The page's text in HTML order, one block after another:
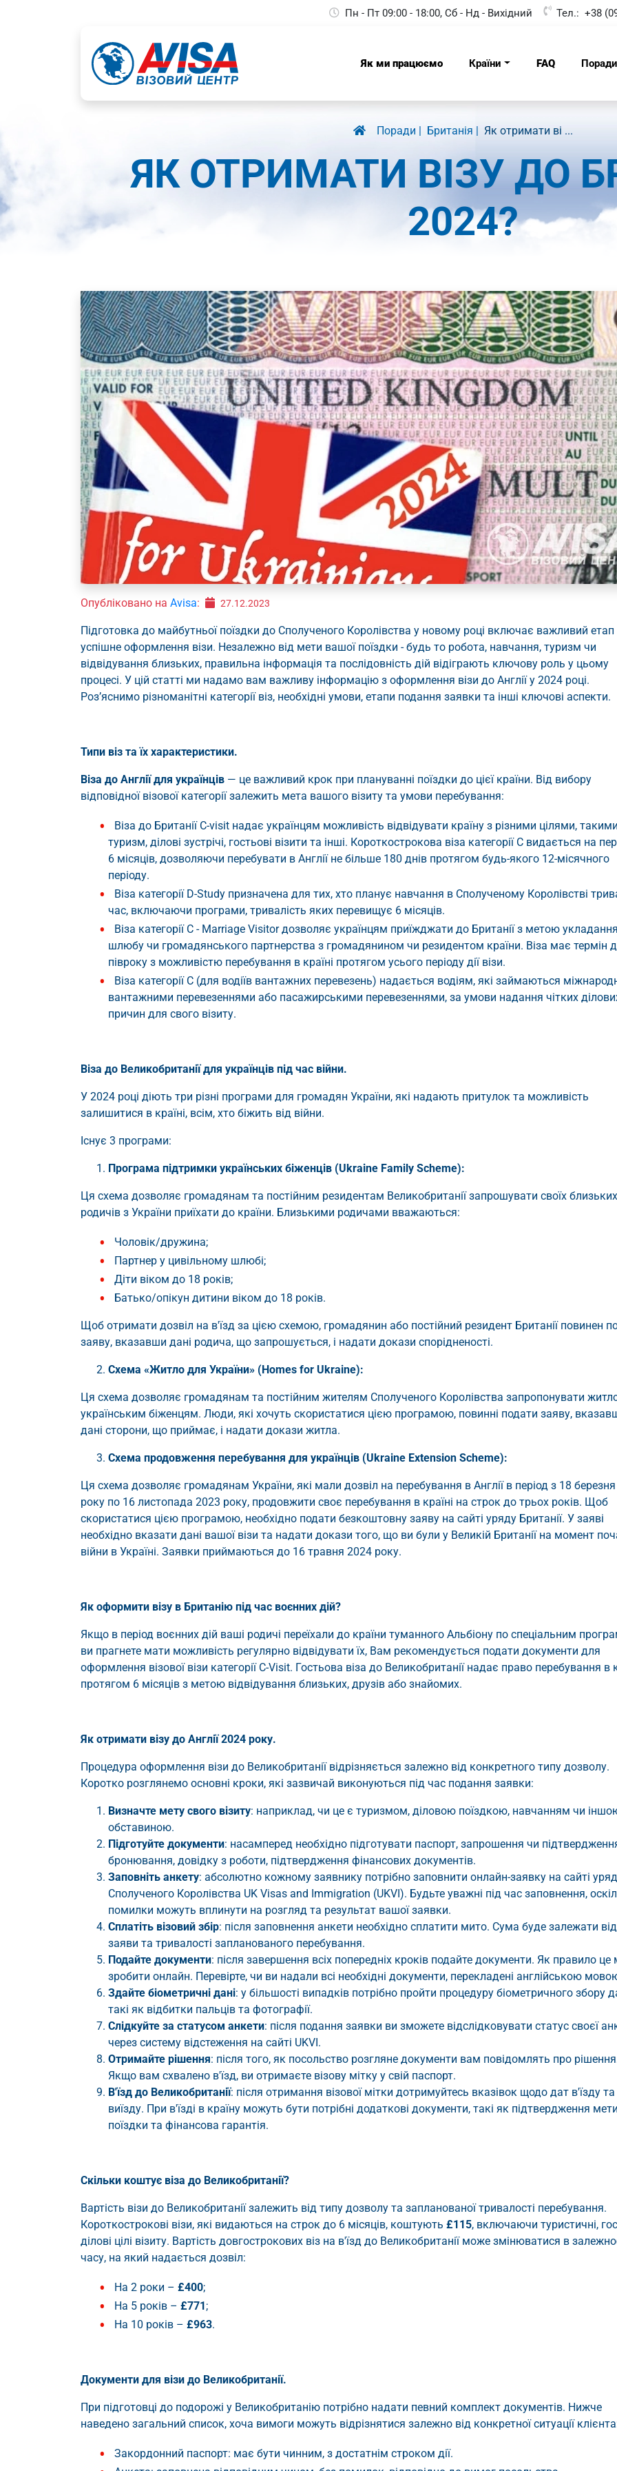
Пн - Пт 09:00 - 18:00, Сб - Нд - Вихідний Тел.: +38
Як ми працюємо Країни FAQ Поради
Поради Британія Як отримати ві ...
ЯК ОТРИМАТИ ВІЗУ ДО
2024?
Опубліковано на Avisa: 27.12.2023
Підготовка до майбутньої поїздки до Сполученого Королівства у новому році включає важливий
успішне оформлення візи. Незалежно від мети вашої поїздки - будь то робота, навчання, туризм чи
відвідування близьких, правильна інформація та послідовність дій відіграють ключову роль у цьому
процесі. У цій статті ми надамо вам важливу інформацію з оформлення візи до Англії у 2024 році.
Роз’яснимо різноманітні категорії віз, необхідні умови, етапи подання заявки та інші ключові аспекти.
Типи віз та їх характеристики.
Віза до Англії для українців — це важливий крок при плануванні поїздки до цієї країни. Від вибору
відповідної візової категорії залежить мета вашого візиту та умови перебування:
Віза до Британії C-visit надає українцям можливість відвідувати країну з різними цілями,
туризм, ділові зустрічі, гостьові візити та інші. Короткострокова віза категорії C видається на
6 місяців, дозволяючи перебувати в Англії не більше 180 днів протягом будь-якого 12-місячного
періоду.
Віза категорії D-Study призначена для тих, хто планує навчання в Сполученому Королівстві
час, включаючи програми, тривалість яких перевищує 6 місяців.
Віза категорії C - Marriage Visitor дозволяє українцям приїжджати до Британії з метою укладання
шлюбу чи громадянського партнерства з громадянином чи резидентом країни. Віза має термін
півроку з можливістю перебування в країні протягом усього періоду дії візи.
Віза категорії C (для водіїв вантажних перевезень) надається водіям, які займаються
вантажними перевезеннями або пасажирськими перевезеннями, за умови надання чітких
причин для свого візиту.
Віза до Великобританії для українців під час війни.
У 2024 році діють три різні програми для громадян України, які надають притулок та можливість
залишитися в країні, всім, хто біжить від війни.
Існує 3 програми:
Програма підтримки українських біженців (Ukraine Family Scheme):
Ця схема дозволяє громадянам та постійним резидентам Великобританії запрошувати своїх близьких
родичів з України приїхати до країни. Близькими родичами вважаються:
Чоловік/дружина;
Партнер у цивільному шлюбі;
Діти віком до 18 років;
Батько/опікун дитини віком до 18 років.
Щоб отримати дозвіл на в'їзд за цією схемою, громадянин або постійний резидент Британії повинен
заяву, вказавши дані родича, що запрошується, і надати докази спорідненості.
Схема «Житло для України» (Homes for Ukraine):
Ця схема дозволяє громадянам та постійним жителям Сполученого Королівства запропонувати
українським біженцям. Люди, які хочуть скористатися цією програмою, повинні подати заяву,
дані сторони, що приймає, і надати докази житла.
Схема продовження перебування для українців (Ukraine Extension Scheme):
Ця схема дозволяє громадянам України, які мали дозвіл на перебування в Англії в період з 18
року по 16 листопада 2023 року, продовжити своє перебування в країні на строк до трьох років. Щоб
скористатися цією програмою, необхідно подати безкоштовну заяву на сайті уряду Британії. У заяві
необхідно вказати дані вашої візи та надати докази того, що ви були у Великій Британії на момент
війни в Україні. Заявки приймаються до 16 травня 2024 року.
Як оформити візу в Британію під час воєнних дій?
Якщо в період воєнних дій ваші родичі переїхали до країни туманного Альбіону по спеціальним
ви прагнете мати можливість регулярно відвідувати їх, Вам рекомендується подати документи для
оформлення візової візи категорії C-Visit. Гостьова віза до Великобританії надає право перебування в
протягом 6 місяців з метою відвідування близьких, друзів або знайомих.
Як отримати візу до Англії 2024 року.
Процедура оформлення візи до Великобританії відрізняється залежно від конкретного типу дозволу.
Коротко розглянемо основні кроки, які зазвичай виконуються під час подання заявки:
Визначте мету свого візиту: наприклад, чи це є туризмом, діловою поїздкою, навчанням чи
обставиною.
Підготуйте документи: насамперед необхідно підготувати паспорт, запрошення чи
бронювання, довідку з роботи, підтвердження фінансових документів.
Заповніть анкету: абсолютно кожному заявнику потрібно заповнити онлайн-заявку на сайті
Сполученого Королівства UK Visas and Immigration (UKVI). Будьте уважні під час заповнення,
помилки можуть вплинути на розгляд та результат вашої заявки.
Сплатіть візовий збір: після заповнення анкети необхідно сплатити мито. Сума буде залежати
заяви та тривалості запланованого перебування.
Подайте документи: після завершення всіх попередніх кроків подайте документи. Як правило
зробити онлайн. Перевірте, чи ви надали всі необхідні документи, перекладені англійською
Здайте біометричні дані: у більшості випадків потрібно пройти процедуру біометричного збору
такі як відбитки пальців та фотографії.
Слідкуйте за статусом анкети: після подання заявки ви зможете відслідковувати статус своєї
через систему відстеження на сайті UKVI.
Отримайте рішення: після того, як посольство розгляне документи вам повідомлять про
Якщо вам схвалено в'їзд, ви отримаєте візову мітку у свій паспорт.
В'їзд до Великобританії: після отримання візової мітки дотримуйтесь вказівок щодо дат в'їзду та
виїзду. При в'їзді в країну можуть бути потрібні додаткові документи, такі як підтвердження мети
поїздки та фінансова гарантія.
Скільки коштує віза до Великобританії?
Вартість візи до Великобританії залежить від типу дозволу та запланованої тривалості перебування.
Короткострокові візи, які видаються на строк до 6 місяців, коштують £115, включаючи туристичні,
ділові цілі візиту. Вартість довгострокових віз на в'їзд до Великобританії може змінюватися в
часу, на який надається дозвіл:
На 2 роки – £400;
На 5 років – £771 ;
На 10 років – £963.
Документи для візи до Великобританії.
При підготовці до подорожі у Великобританію потрібно надати певний комплект документів. Нижче
наведено загальний список, хоча вимоги можуть відрізнятися залежно від конкретної ситуації
Закордонний паспорт: має бути чинним, з достатнім строком дії.